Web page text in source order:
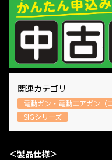
関連カテゴリ
電動ガン・電動エアガン（
SIGシリーズ
＜製品仕様＞